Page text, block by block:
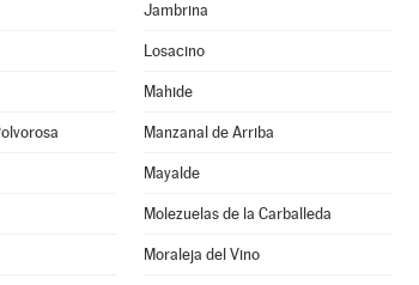
Jambrina
Losacino
Mahide
Manzanal de Arriba
Mayalde
Molezuelas de la Carballeda
Moraleja del Vino